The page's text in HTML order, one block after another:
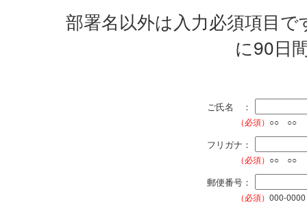
部署名以外は入力必須項目
に90日
ご氏名 ：
（必須） ○○ ○○
フリガナ：
（必須） ○○ ○○
郵便番号：
（必須） 000-0000